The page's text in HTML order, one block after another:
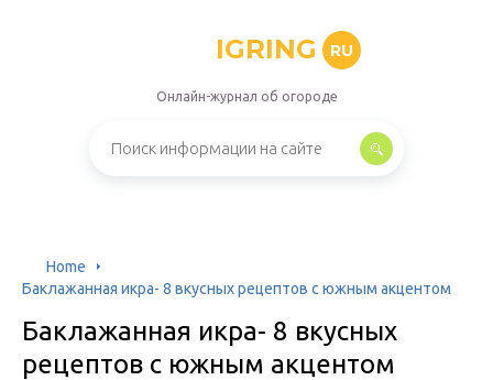
IGRING RU
Онлайн-журнал об огороде
Home
Баклажанная икра- 8 вкусных рецептов с южным акцентом
Баклажанная икра- 8 вкусных
рецептов с южным акцентом